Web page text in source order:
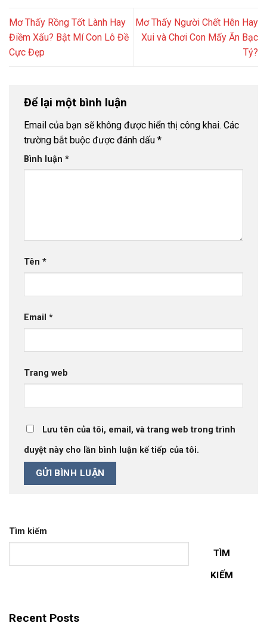
Mơ Thấy Rồng Tốt Lành Hay
Điềm Xấu? Bật Mí Con Lô Đề
Cực Đẹp
Mơ Thấy Người Chết Hên Hay
Xui và Chơi Con Mấy Ăn Bạc
Tỷ?
Để lại một bình luận
Email của bạn sẽ không được hiển thị công khai. Các
trường bắt buộc được đánh dấu *
Bình luận *
Tên *
Email *
Trang web
Lưu tên của tôi, email, và trang web trong trình
duyệt này cho lần bình luận kế tiếp của tôi.
Tìm kiếm
TÌM
KIẾM
Recent Posts